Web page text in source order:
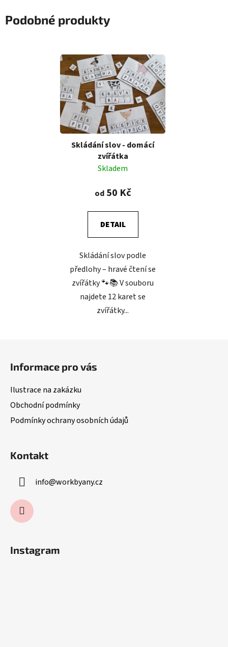
Podobné produkty
Skládání slov - domácí
zvířátka
Skladem
od50 Kč
DETAIL
Skládání slov podle
předlohy – hravé čtení se
zvířátky 🐾📚 V souboru
najdete 12 karet se
zvířátky...
Informace pro vás
Ilustrace na zakázku
Obchodní podmínky
Podmínky ochrany osobních údajů
Kontakt
info@workbyany.cz
Instagram